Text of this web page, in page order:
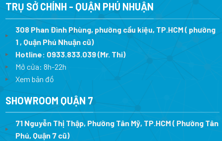
TRỤ SỞ CHÍNH - QUẬN PHÚ NHUẬN
308 Phan Đình Phùng, phường cầu kiệu, TP.HCM ( phường
1 , Quận Phú Nhuận cũ)
Hotline: 0933.833.039(Mr. Thi)
Mở cửa: 8h-22h
Xem bản đồ
SHOWROOM QUẬN 7
71 Nguyễn Thị Thập, Phường Tân Mỹ, TP.HCM ( Phường Tân
Phú, Quận 7 cũ)